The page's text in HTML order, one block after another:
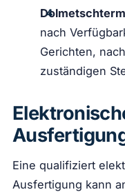
nach
Gerichten,
zuständigen
Eine qualifiziert
Ausfertigung kann